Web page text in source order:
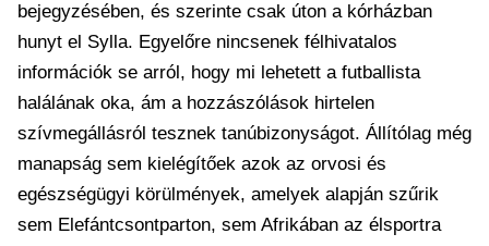
bejegyzésében, és szerinte csak úton a kórházban
hunyt el Sylla. Egyelőre nincsenek félhivatalos
információk se arról, hogy mi lehetett a futballista
halálának oka, ám a hozzászólások hirtelen
szívmegállásról tesznek tanúbizonyságot. Állítólag még
manapság sem kielégítőek azok az orvosi és
egészségügyi körülmények, amelyek alapján szűrik
sem Elefántcsontparton, sem Afrikában az élsportra